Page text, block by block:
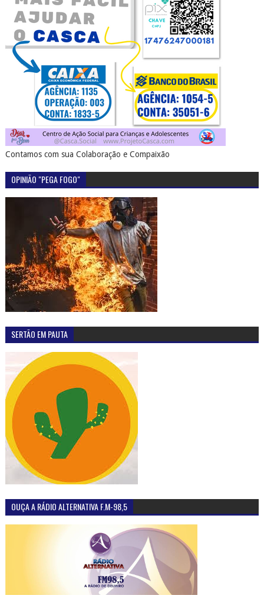
Contamos com sua Colaboração e Compaixão
OPINIÃO "PEGA FOGO"
SERTÃO EM PAUTA
OUÇA A RÁDIO ALTERNATIVA F.M-98,5